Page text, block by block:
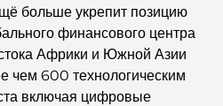
Where Tradition Meets
больше укрепит позицию
финансового центра
Африки и Южной Азии
чем 600 технологическим
включая цифровые